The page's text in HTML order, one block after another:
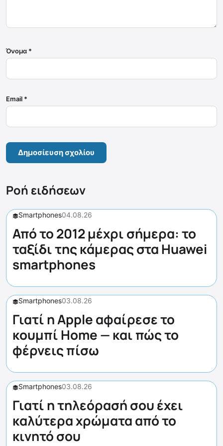
Όνομα *
Email *
Ροή ειδήσεων
Smartphones04.08.26
Από το 2012 μέχρι σήμερα: το
ταξίδι της κάμερας στα Huawei
smartphones
Smartphones03.08.26
Γιατί η Apple αφαίρεσε το
κουμπί Home — και πώς το
φέρνεις πίσω
Smartphones03.08.26
Γιατί η τηλεόρασή σου έχει
καλύτερα χρώματα από το
κινητό σου